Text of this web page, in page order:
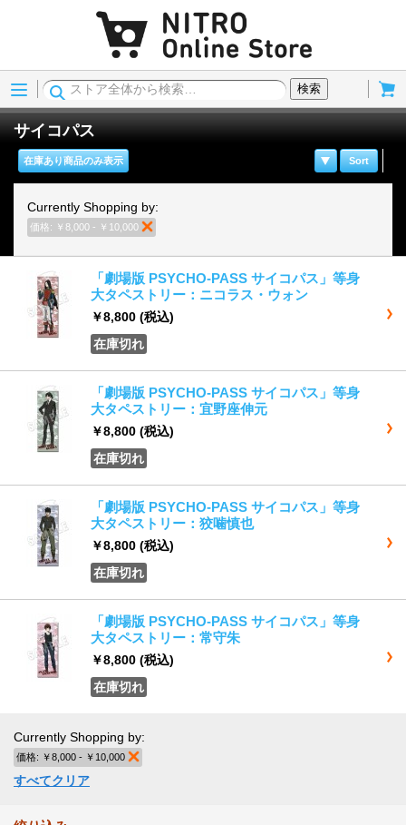
Menu
検索
サイコパス
Sort
在庫あり商品のみ表示
Currently Shopping by:
価格: ￥8,000 - ￥10,000
「劇場版 PSYCHO-PASS サイコパス」等身
大タペストリー：ニコラス・ウォン
￥8,800 (税込)
在庫切れ
「劇場版 PSYCHO-PASS サイコパス」等身
大タペストリー：宜野座伸元
￥8,800 (税込)
在庫切れ
「劇場版 PSYCHO-PASS サイコパス」等身
大タペストリー：狡噛慎也
￥8,800 (税込)
在庫切れ
「劇場版 PSYCHO-PASS サイコパス」等身
大タペストリー：常守朱
￥8,800 (税込)
在庫切れ
Currently Shopping by:
価格: ￥8,000 - ￥10,000
すべてクリア